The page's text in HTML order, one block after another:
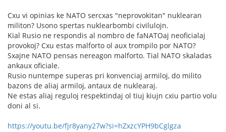
Cxu vi opinias ke NATO sercxas "neprovokitan" nuklearan
militon? Usono spertas nuklearbombi civilulojn.
Kial Rusio ne respondis al nombro de faNATOaj neoficialaj
provokoj? Cxu estas malforto ol aux trompilo por NATO?
Sxajne NATO pensas nereagon malforto. Tial NATO skaladas
ankaux oficiale.
Rusio nuntempe superas pri konvenciaj armiloj, do milito
bazons de aliaj armiloj, antaux de nuklearaj.
Ne estas aliaj reguloj respektindaj ol tiuj kiujn cxiu partio volu
doni al si.
https://youtu.be/fjr8yany27w?si=hZxzcYPH9bCglgza